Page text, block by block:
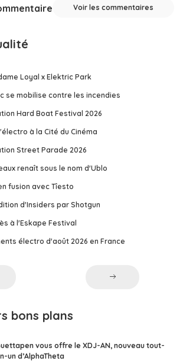
Voir les commentaires
Loyal x Elektric Park
se mobilise contre les incendies
Hard Boat Festival 2026
à la Cité du Cinéma
Street Parade 2026
renaît sous le nom d'Ublo
fusion avec Tîesto
d'Insiders par Shotgun
à l'Eskape Festival
électro d'août 2026 en France
bons plans
vous offre le XDJ-AN, nouveau tout-
un d’AlphaTheta